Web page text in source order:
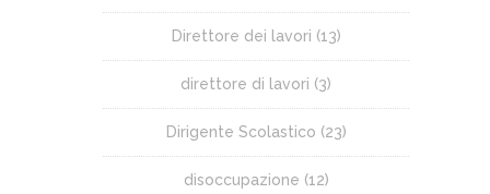
Direttore dei lavori (13)
direttore di lavori (3)
Dirigente Scolastico (23)
disoccupazione (12)